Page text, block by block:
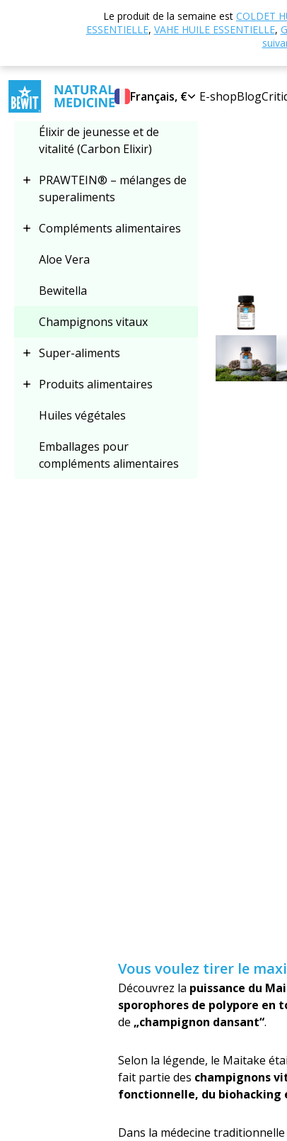
Le produit de la semaine est COLDET
ESSENTIELLE, VAHE HUILE ESSENTIELLE,
Français, € E-shopBlog
Sélectionner une
Champignons vitaux
Élixir de jeunesse et de
vitalité (Carbon Elixir)
PRAWTEIN® – mélanges de
superaliments
Compléments alimentaires
Aloe Vera
Bewitella
Champignons vitaux
Super-aliments
Produits alimentaires
Huiles végétales
Emballages pour
compléments alimentaires
bêta-
NOUVEAU
Vous voulez tirer le
Découvrez la puissance du
sporophores de polypore en
de „champignon dansant“.
Selon la légende, le Maitake
fait partie des champignons
fonctionnelle, du biohacking
Dans la médecine